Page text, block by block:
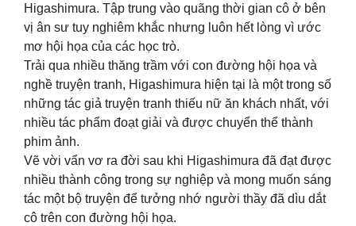
Higashimura. Tập trung vào quãng thời gian cô ở bên
vị ân sư tuy nghiêm khắc nhưng luôn hết lòng vì ước
mơ hội họa của các học trò.
Trải qua nhiều thăng trầm với con đường hội họa và
nghề truyện tranh, Higashimura hiện tại là một trong số
những tác giả truyện tranh thiếu nữ ăn khách nhất, với
nhiều tác phẩm đoạt giải và được chuyển thể thành
phim ảnh.
Vẽ vời vẩn vơ ra đời sau khi Higashimura đã đạt được
nhiều thành công trong sự nghiệp và mong muốn sáng
tác một bộ truyện để tưởng nhớ người thầy đã dìu dắt
cô trên con đường hội họa.